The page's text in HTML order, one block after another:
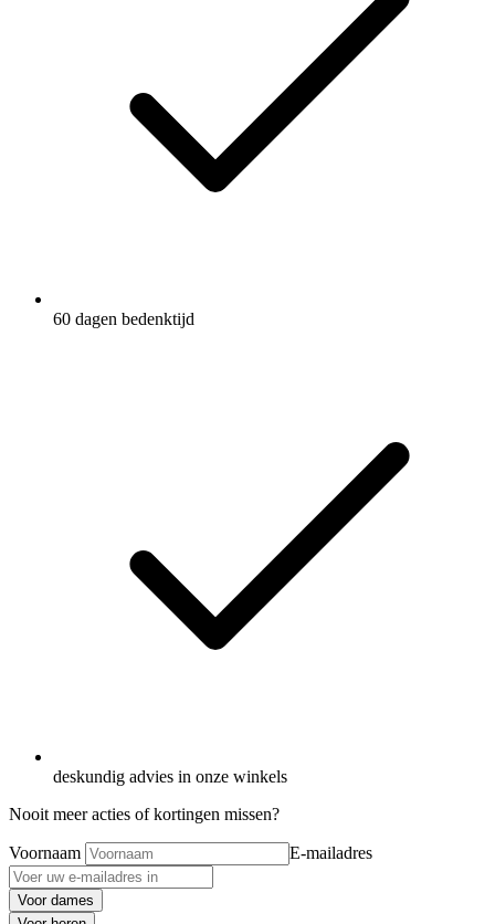
60 dagen bedenktijd
deskundig advies in onze winkels
Nooit meer acties of kortingen missen?
Voornaam E-mailadres
Voor dames